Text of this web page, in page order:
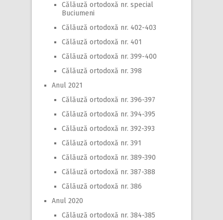
Călăuză ortodoxă nr. special
Buciumeni
Călăuză ortodoxă nr. 402-403
Călăuză ortodoxă nr. 401
Călăuză ortodoxă nr. 399-400
Călăuză ortodoxă nr. 398
Anul 2021
Călăuză ortodoxă nr. 396-397
Călăuză ortodoxă nr. 394-395
Călăuză ortodoxă nr. 392-393
Călăuză ortodoxă nr. 391
Călăuză ortodoxă nr. 389-390
Călăuză ortodoxă nr. 387-388
Călăuză ortodoxă nr. 386
Anul 2020
Călăuză ortodoxă nr. 384-385